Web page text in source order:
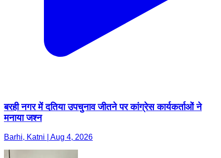
बरही नगर में दतिया उपचुनाव जीतने पर कांग्रेस कार्यकर्ताओं ने
मनाया जश्न
Barhi, Katni | Aug 4, 2026